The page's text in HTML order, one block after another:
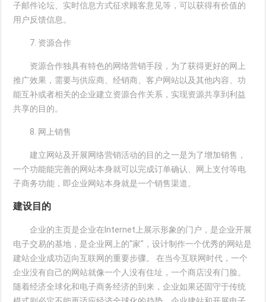
子邮件论坛、实时信息方式征求顾客意见等，可以获得有价值的
用户反馈信息。
7. 资源合作
资源合作独具有特色的网络营销手段，为了获得更好的网上
推广效果，需要与供应商、经销商、客户网站以及其他内容、功
能互补或者相关的企业建立资源合作关系，实现资源共享到利益
共享的目的。
8. 网上销售
建立网站及开展网络营销活动的目的之一是为了增加销售，
一个功能能完善的网站本身就可以完成订单确认、网上支付等电
子商务功能，即企业网站本身就是一个销售渠道。
建设目的
企业的主页是企业在Internet上展示形象的门户，是企业开展
电子交易的基地，是企业网上的"家"，设计制作一个优秀的网站是
建站企业成功迈向互联网的重要步骤。 在当今互联网时代，一个
企业没有自己的网站就像一个人没有住址，一个商店没有门脸。
随着经济全球化和电子商务经济的到来，企业如果还固守于传统